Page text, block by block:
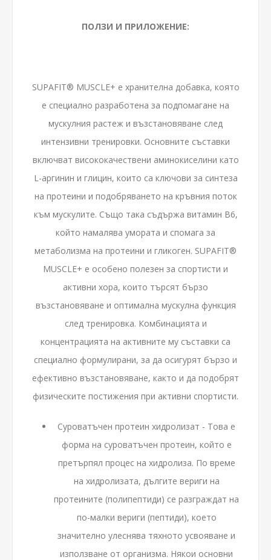
ПОЛЗИ И ПРИЛОЖЕНИЕ:
SUPAFIT® MUSCLE+ е хранителна добавка, която
е специално разработена за подпомагане на
мускулния растеж и възстановяване след
интензивни тренировки. Основните съставки
включват висококачествени аминокиселини като
L-аргинин и глицин, които са ключови за синтеза
на протеини и подобряването на кръвния поток
към мускулите. Също така съдържа витамин B6,
който намалява умората и спомага за
метаболизма на протеини и гликоген. SUPAFIT®
MUSCLE+ е особено полезен за спортисти и
активни хора, които търсят бързо
възстановяване и оптимална мускулна функция
след тренировка. Комбинацията и
концентрацията на активните му съставки са
специално формулирани, за да осигурят бързо и
ефективно възстановяване, както и да подобрят
физическите постижения при активни спортисти.
Суроватъчен протеин хидролизат - Това е
форма на суроватъчен протеин, който е
претърпял процес на хидролиза. По време
на хидролизата, дългите вериги на
протеините (полипептиди) се разграждат на
по-малки вериги (пептиди), което
значително улеснява тяхното усвояване и
използване от организма. Някои основни